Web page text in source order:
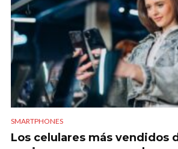
SMARTPHONES
Los celulares más vendidos